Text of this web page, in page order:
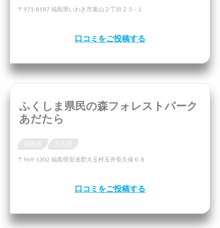
〒971-8187 福島県いわき市葉山２丁目２５−１
口コミをご投稿する
ふくしま県民の森フォレストパーク
あだたら
〒969-1302 福島県安達郡大玉村玉井長久保６８
口コミをご投稿する